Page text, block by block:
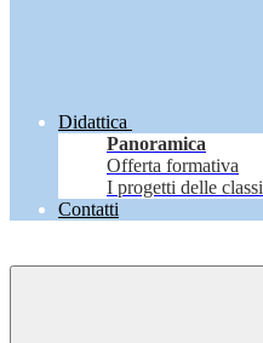
Didattica
Panoramica
Offerta formativa
I progetti delle classi
Contatti